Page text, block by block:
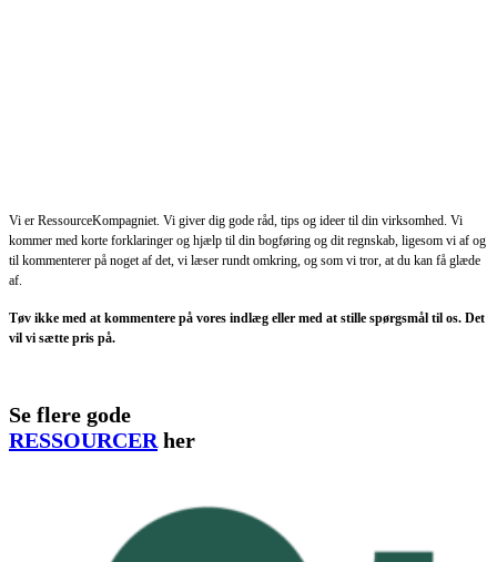
Vi er RessourceKompagniet. Vi giver dig gode råd, tips og ideer til din virksomhed. Vi
kommer med korte forklaringer og hjælp til din bogføring og dit regnskab, ligesom vi af og
til kommenterer på noget af det, vi læser rundt omkring, og som vi tror, at du kan få glæde
af.
Tøv ikke med at kommentere på vores indlæg eller med at stille spørgsmål til os. Det
vil vi sætte pris på.
Se flere gode
RESSOURCER her